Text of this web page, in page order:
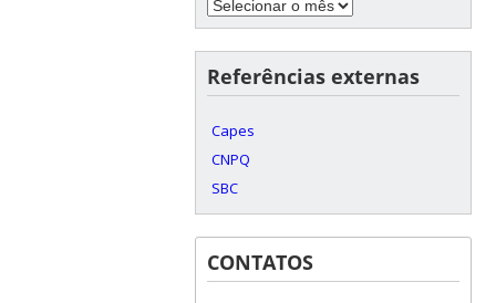
Referências externas
Capes
CNPQ
SBC
CONTATOS